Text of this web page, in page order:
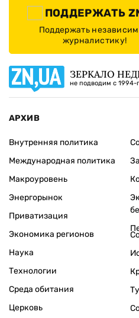
ПОДДЕРЖАТЬ
Поддержать
журналистику!
ЗЕРКАЛО
не подводим с 1994-
АРХИВ
Внутренняя политика
Международная политика
Макроуровень
Энергорынок
Приватизация
Экономика регионов
Наука
Технологии
Среда обитания
Церковь